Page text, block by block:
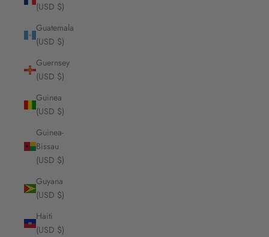
(USD $)
Guatemala
(USD $)
Guernsey
(USD $)
Guinea
(USD $)
Guinea-
Bissau
(USD $)
Guyana
(USD $)
Haiti
(USD $)